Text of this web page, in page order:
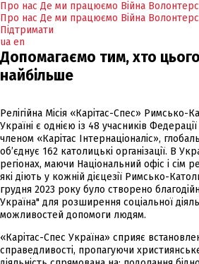
Про нас Де ми працюємо Війна
Про нас Де ми працюємо Війна
Підтримати
ua en
Допомагаємо тим, хто
найбільше
Релігійна Місія «Карітас-Спес» Римсько-
Україні є однією із 48 учасників
членом «Карітас Інтернаціоналіс»,
об’єднує 162 католицькі організації. В
регіонах, маючи Національний офіс і сім
які діють у кожній дієцезії Римсько-
грудня 2023 року було створено
Україна" для розширення соціальної
можливостей допомоги людям.
«Карітас-Спес Україна» сприяє
справедливості, пропагуючи